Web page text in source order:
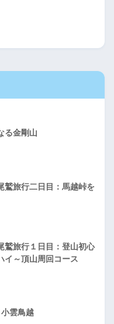
る金剛山
鷲旅行二日目：馬越峠を
鷲旅行１日目：登山初心
イ～頂山周回コース
雲鳥越